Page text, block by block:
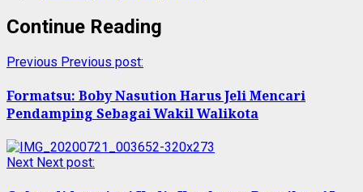
Continue Reading
Previous Previous post:
Formatsu: Boby Nasution Harus Jeli Mencari
Pendamping Sebagai Wakil Walikota
Next Next post: